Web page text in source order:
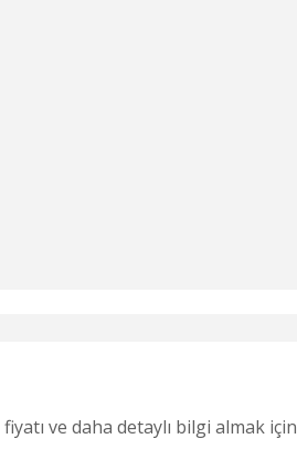
ve daha detaylı bilgi almak için